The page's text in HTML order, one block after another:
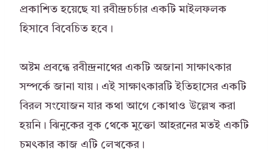
প্রকাশিত হয়েছে যা রবীন্দ্রচর্চার একটি মাইলফলক
হিসাবে বিবেচিত হবে।
অষ্টম প্রবন্ধে রবীন্দ্রনাথের একটি অজানা সাক্ষাৎকার
সম্পর্কে জানা যায়। এই সাক্ষাৎকারটি ইতিহাসের একটি
বিরল সংযোজন যার কথা আগে কোথাও উল্লেখ করা
হয়নি। ঝিনুকের বুক থেকে মুক্তো আহরনের মতই একটি
চমৎকার কাজ এটি লেখকের।